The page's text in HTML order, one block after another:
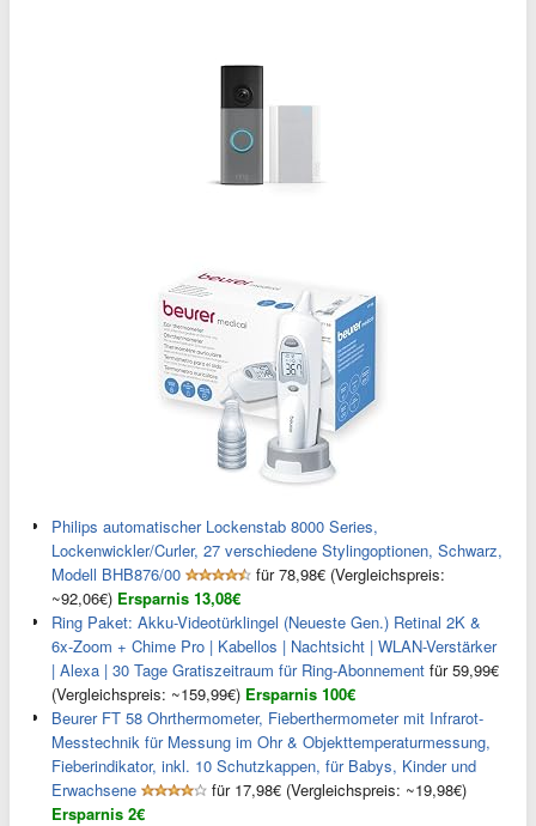
Philips automatischer Lockenstab 8000 Series,
Lockenwickler/Curler, 27 verschiedene Stylingoptionen, Schwarz,
Modell BHB876/00
für 78,98€ (Vergleichspreis:
~92,06€) Ersparnis 13,08€
Ring Paket: Akku-Videotürklingel (Neueste Gen.) Retinal 2K &
6x-Zoom + Chime Pro | Kabellos | Nachtsicht | WLAN-Verstärker
| Alexa | 30 Tage Gratiszeitraum für Ring-Abonnement für 59,99€
(Vergleichspreis: ~159,99€) Ersparnis 100€
Beurer FT 58 Ohrthermometer, Fieberthermometer mit Infrarot-
Messtechnik für Messung im Ohr & Objekttemperaturmessung,
Fieberindikator, inkl. 10 Schutzkappen, für Babys, Kinder und
Erwachsene
für 17,98€ (Vergleichspreis: ~19,98€)
Ersparnis 2€